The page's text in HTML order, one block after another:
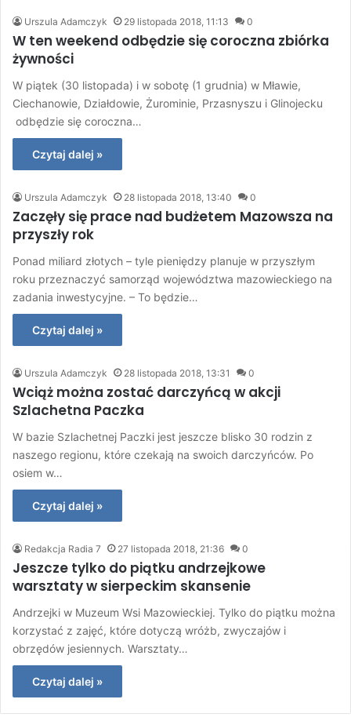
Urszula Adamczyk 29 listopada 2018, 11:13 0
W ten weekend odbędzie się coroczna zbiórka
żywności
W piątek (30 listopada) i w sobotę (1 grudnia) w Mławie,
Ciechanowie, Działdowie, Żurominie, Przasnyszu i Glinojecku
odbędzie się coroczna…
Czytaj dalej »
Urszula Adamczyk 28 listopada 2018, 13:40 0
Zaczęły się prace nad budżetem Mazowsza na
przyszły rok
Ponad miliard złotych – tyle pieniędzy planuje w przyszłym
roku przeznaczyć samorząd województwa mazowieckiego na
zadania inwestycyjne. – To będzie…
Czytaj dalej »
Urszula Adamczyk 28 listopada 2018, 13:31 0
Wciąż można zostać darczyńcą w akcji
Szlachetna Paczka
W bazie Szlachetnej Paczki jest jeszcze blisko 30 rodzin z
naszego regionu, które czekają na swoich darczyńców. Po
osiem w…
Czytaj dalej »
Redakcja Radia 7 27 listopada 2018, 21:36 0
Jeszcze tylko do piątku andrzejkowe
warsztaty w sierpeckim skansenie
Andrzejki w Muzeum Wsi Mazowieckiej. Tylko do piątku można
korzystać z zajęć, które dotyczą wróżb, zwyczajów i
obrzędów jesiennych. Warsztaty…
Czytaj dalej »